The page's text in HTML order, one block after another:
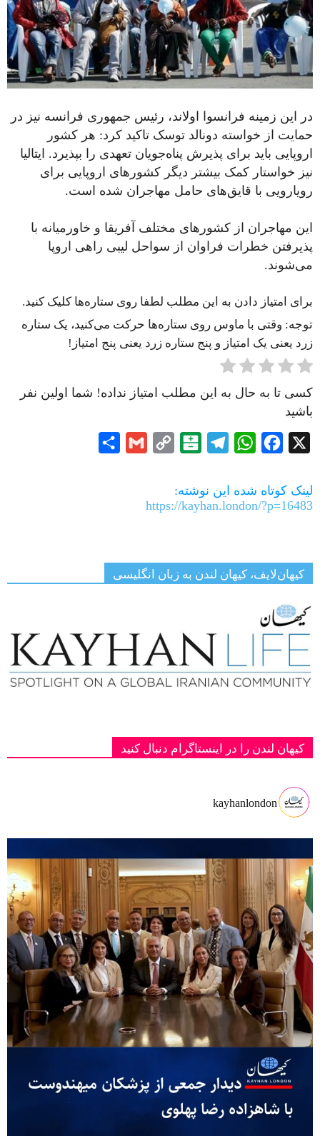
در این زمینه فرانسوا اولاند، رئیس جمهوری فرانسه نیز در
حمایت از خواسته دونالد توسک تاکید کرد: هر کشور
اروپایی باید برای پذیرش پناه‌جویان تعهدی را بپذیرد. ایتالیا
نیز خواستار کمک بیشتر دیگر کشورهای اروپایی برای
رویارویی با قایق‌های حامل مهاجران شده است.
این مهاجران از کشورهای مختلف آفریقا و خاورمیانه با
پذیرفتن خطرات فراوان از سواحل لیبی راهی اروپا
می‌شوند.
برای امتیاز دادن به این مطلب لطفا روی ستاره‌ها کلیک کنید.
توجه: وقتی با ماوس روی ستاره‌ها حرکت می‌کنید، یک ستاره
زرد یعنی یک امتیاز و پنج ستاره زرد یعنی پنج امتیاز!
کسی تا به حال به این مطلب امتیاز نداده! شما اولین نفر
باشید
X
Facebook
WhatsApp
Telegram
Balatarin
Copy
Gmail
لینک کوتاه شده این نوشته:
https://kayhan.london/?p=16483
کیهان‌لایف، کیهان لندن به زبان انگلیسی
کیهان لندن را در اینستاگرام دنبال کنید
kayhanlondon